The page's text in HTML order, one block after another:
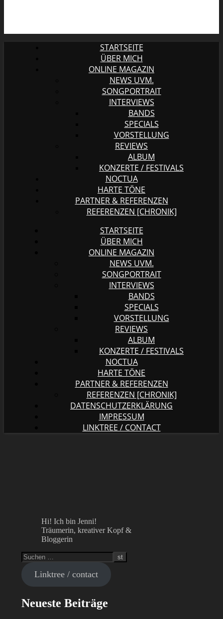
STARTSEITE
ÜBER MICH
ONLINE MAGAZIN
NEWS UVM.
SONGPORTRAIT
INTERVIEWS
BANDS
SPECIALS
VORSTELLUNG
REVIEWS
ALBUM
KONZERTE / FESTIVALS
NOCTUA
HARTE TÖNE
PARTNER & REFERENZEN
REFERENZEN [CHRONIK]
STARTSEITE
ÜBER MICH
ONLINE MAGAZIN
NEWS UVM.
SONGPORTRAIT
INTERVIEWS
BANDS
SPECIALS
VORSTELLUNG
REVIEWS
ALBUM
KONZERTE / FESTIVALS
NOCTUA
HARTE TÖNE
PARTNER & REFERENZEN
REFERENZEN [CHRONIK]
DATENSCHUTZERKLÄRUNG
IMPRESSUM
LINKTREE / CONTACT
Hi! Ich bin Jenni!
Träumerin, kreativer Kopf &
Bloggerin
Linktree / contact
Neueste Beiträge